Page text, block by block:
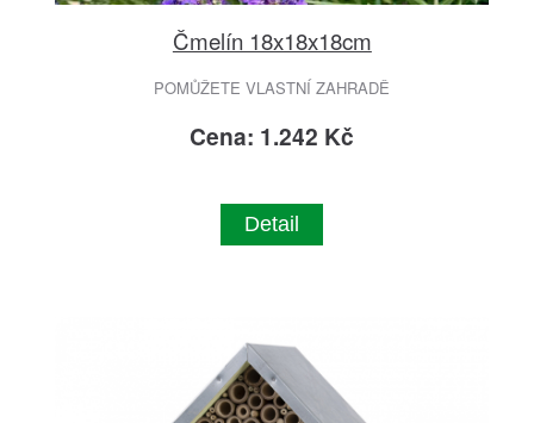
Čmelín 18x18x18cm
POMŮŽETE VLASTNÍ ZAHRADĚ
Cena: 1.242 Kč
Detail